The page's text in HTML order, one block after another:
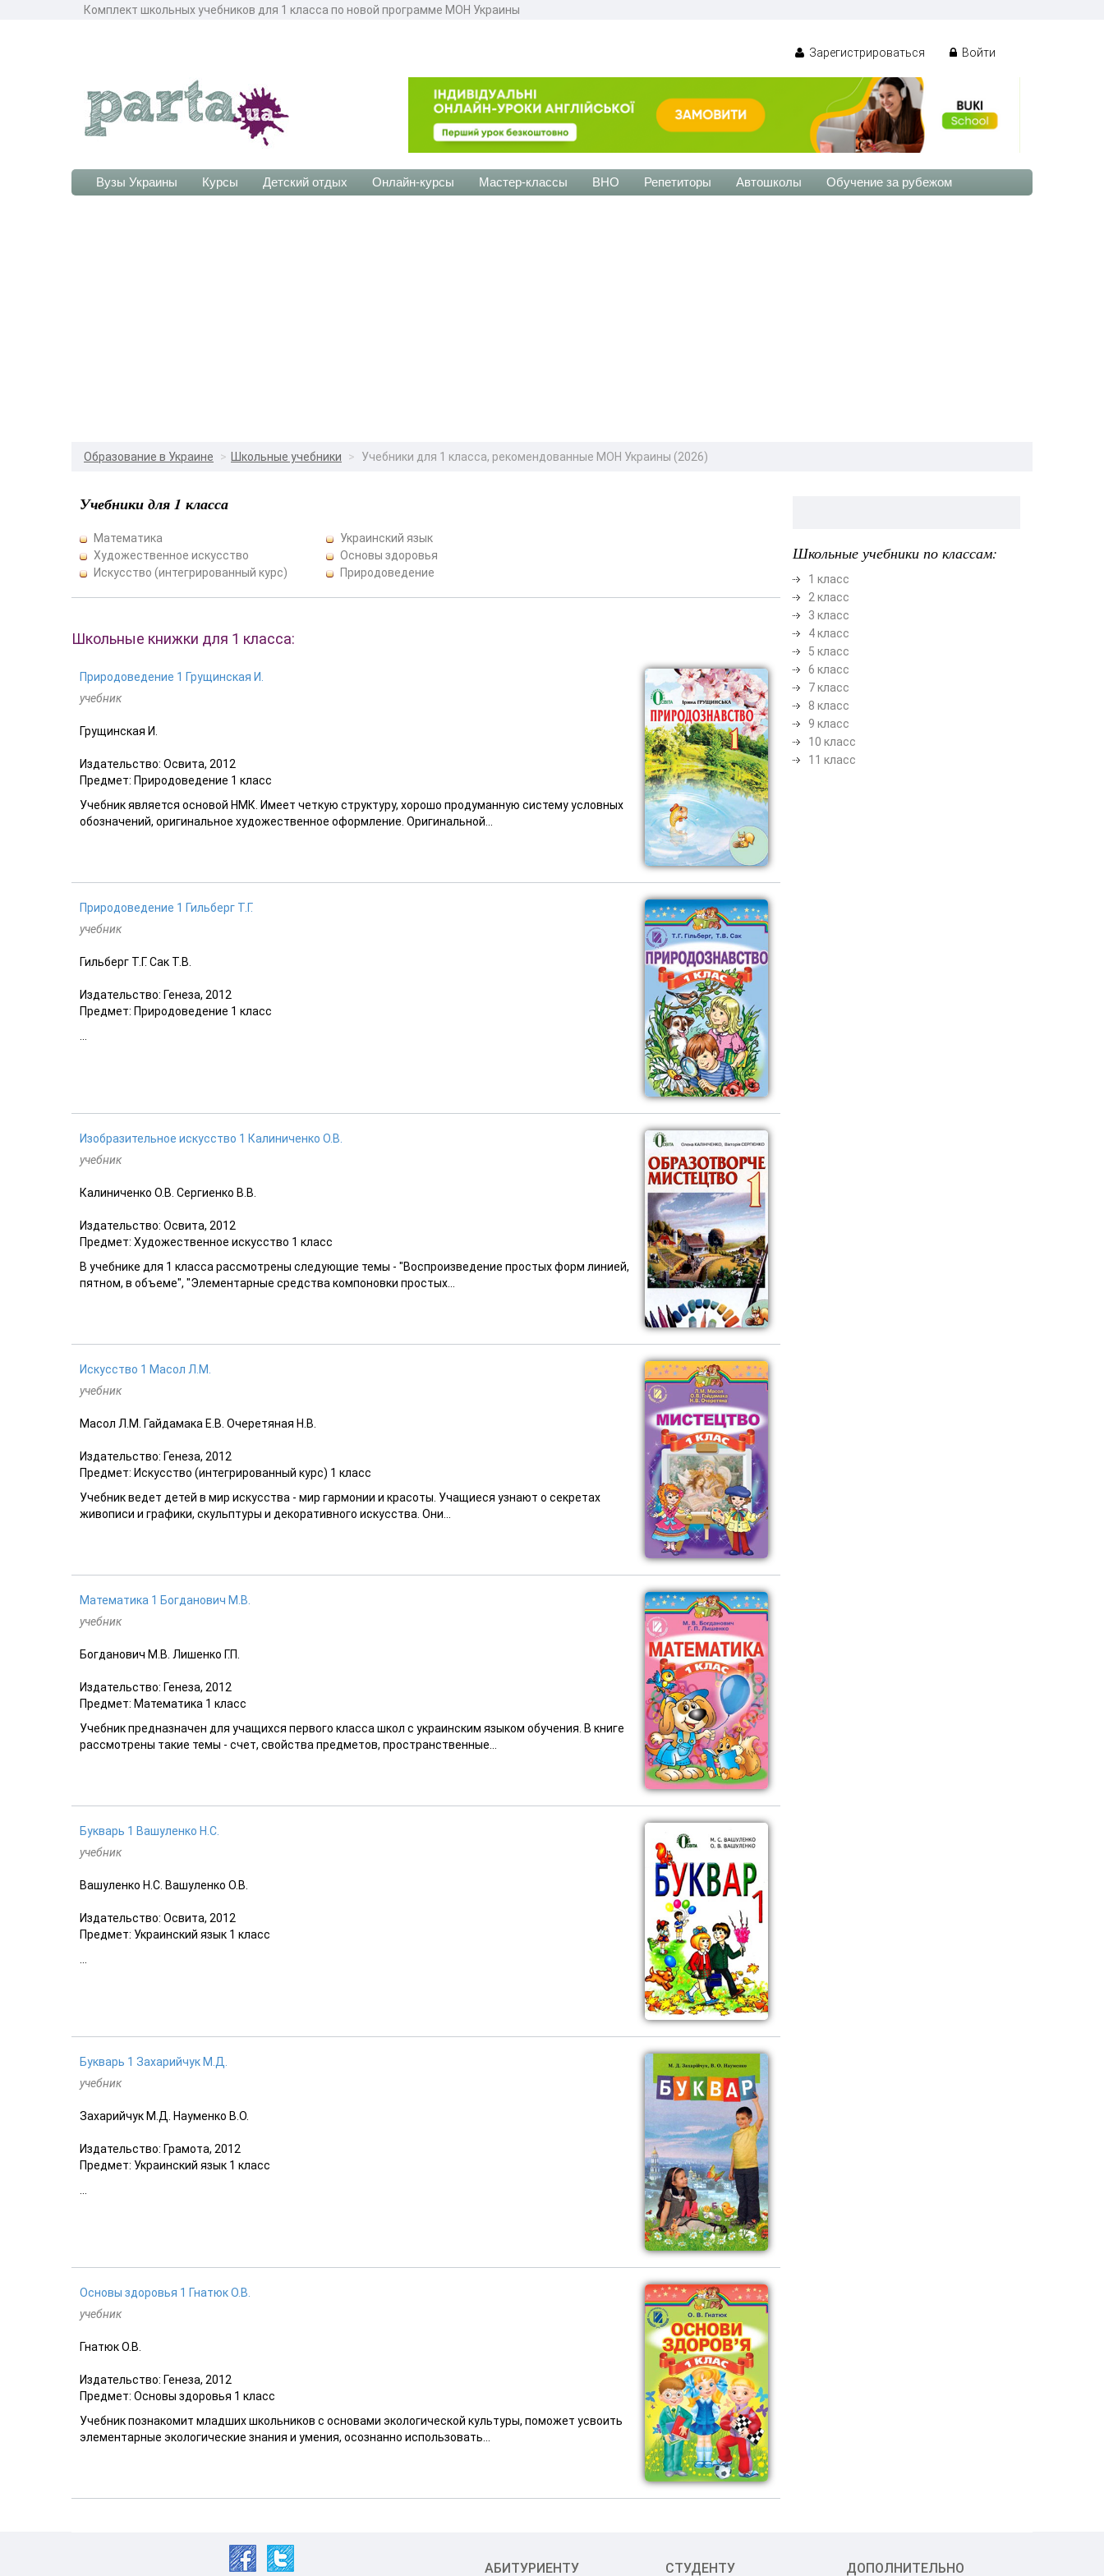
Комплект школьных учебников для 1 класса по новой программе МОН Украины
Зарегистрироваться Войти
Вузы Украины Курсы Детский отдых Онлайн-курсы Мастер-классы ВНО Репетиторы Автошколы Обучение за рубежом
Образование в Украине Школьные учебники Учебники для 1 класса, рекомендованные МОН Украины (2026)
Учебники для 1 класса
Математика
Украинский язык
Художественное искусство
Основы здоровья
Искусство (интегрированный курс)
Природоведение
Школьные книжки для 1 класса:
Природоведение 1 Грущинская И.
учебник
Грущинская И.
Издательство: Освита, 2012
Предмет: Природоведение 1 класс
Учебник является основой НМК. Имеет четкую структуру, хорошо продуманную систему условных
обозначений, оригинальное художественное оформление. Оригинальной...
Природоведение 1 Гильберг Т.Г.
учебник
Гильберг Т.Г. Сак Т.В.
Издательство: Генеза, 2012
Предмет: Природоведение 1 класс
Изобразительное искусство 1 Калиниченко О.В.
учебник
Калиниченко О.В. Сергиенко В.В.
Издательство: Освита, 2012
Предмет: Художественное искусство 1 класс
В учебнике для 1 класса рассмотрены следующие темы - "Воспроизведение простых форм линией,
пятном, в объеме", "Элементарные средства компоновки простых...
Искусство 1 Масол Л.М.
учебник
Масол Л.М. Гайдамака Е.В. Очеретяная Н.В.
Издательство: Генеза, 2012
Предмет: Искусство (интегрированный курс) 1 класс
Учебник ведет детей в мир искусства - мир гармонии и красоты. Учащиеся узнают о секретах
живописи и графики, скульптуры и декоративного искусства. Они...
Математика 1 Богданович М.В.
учебник
Богданович М.В. Лишенко Г.П.
Издательство: Генеза, 2012
Предмет: Математика 1 класс
Учебник предназначен для учащихся первого класса школ с украинским языком обучения. В книге
рассмотрены такие темы - счет, свойства предметов, пространственные...
Букварь 1 Вашуленко Н.С.
учебник
Вашуленко Н.С. Вашуленко О.В.
Издательство: Освита, 2012
Предмет: Украинский язык 1 класс
Букварь 1 Захарийчук М.Д.
учебник
Захарийчук М.Д. Науменко В.О.
Издательство: Грамота, 2012
Предмет: Украинский язык 1 класс
Основы здоровья 1 Гнатюк О.В.
учебник
Гнатюк О.В.
Издательство: Генеза, 2012
Предмет: Основы здоровья 1 класс
Учебник познакомит младших школьников с основами экологической культуры, поможет усвоить
элементарные экологические знания и умения, осознанно использовать...
Школьные учебники по классам:
1 класс
2 класс
3 класс
4 класс
5 класс
6 класс
7 класс
8 класс
9 класс
10 класс
11 класс
АБИТУРИЕНТУ СТУДЕНТУ ДОПОЛНИТЕЛЬНО